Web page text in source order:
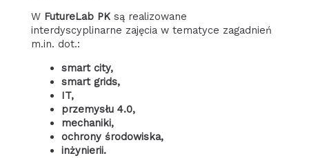
W FutureLab PKsą realizowane
interdyscyplinarne zajęcia w tematyce zagadnień
m.in. dot.:
smart city,
smart grids,
IT,
przemysłu 4.0,
mechaniki,
ochrony środowiska,
inżynierii.